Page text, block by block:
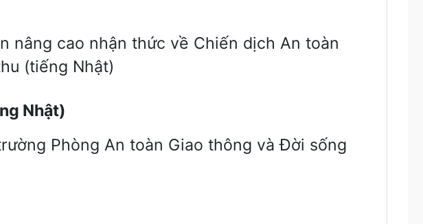
nâng cao nhận thức về Chiến dịch An toàn
(tiếng Nhật)
Nhật)
Phòng An toàn Giao thông và Đời sống